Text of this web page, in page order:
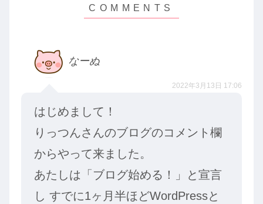
なーぬ
2022年3月13日 17:06
はじめまして！
りっつんさんのブログのコメント欄
からやって来ました。
あたしは「ブログ始める！」と宣言
し すでに1ヶ月半ほどWordPressと